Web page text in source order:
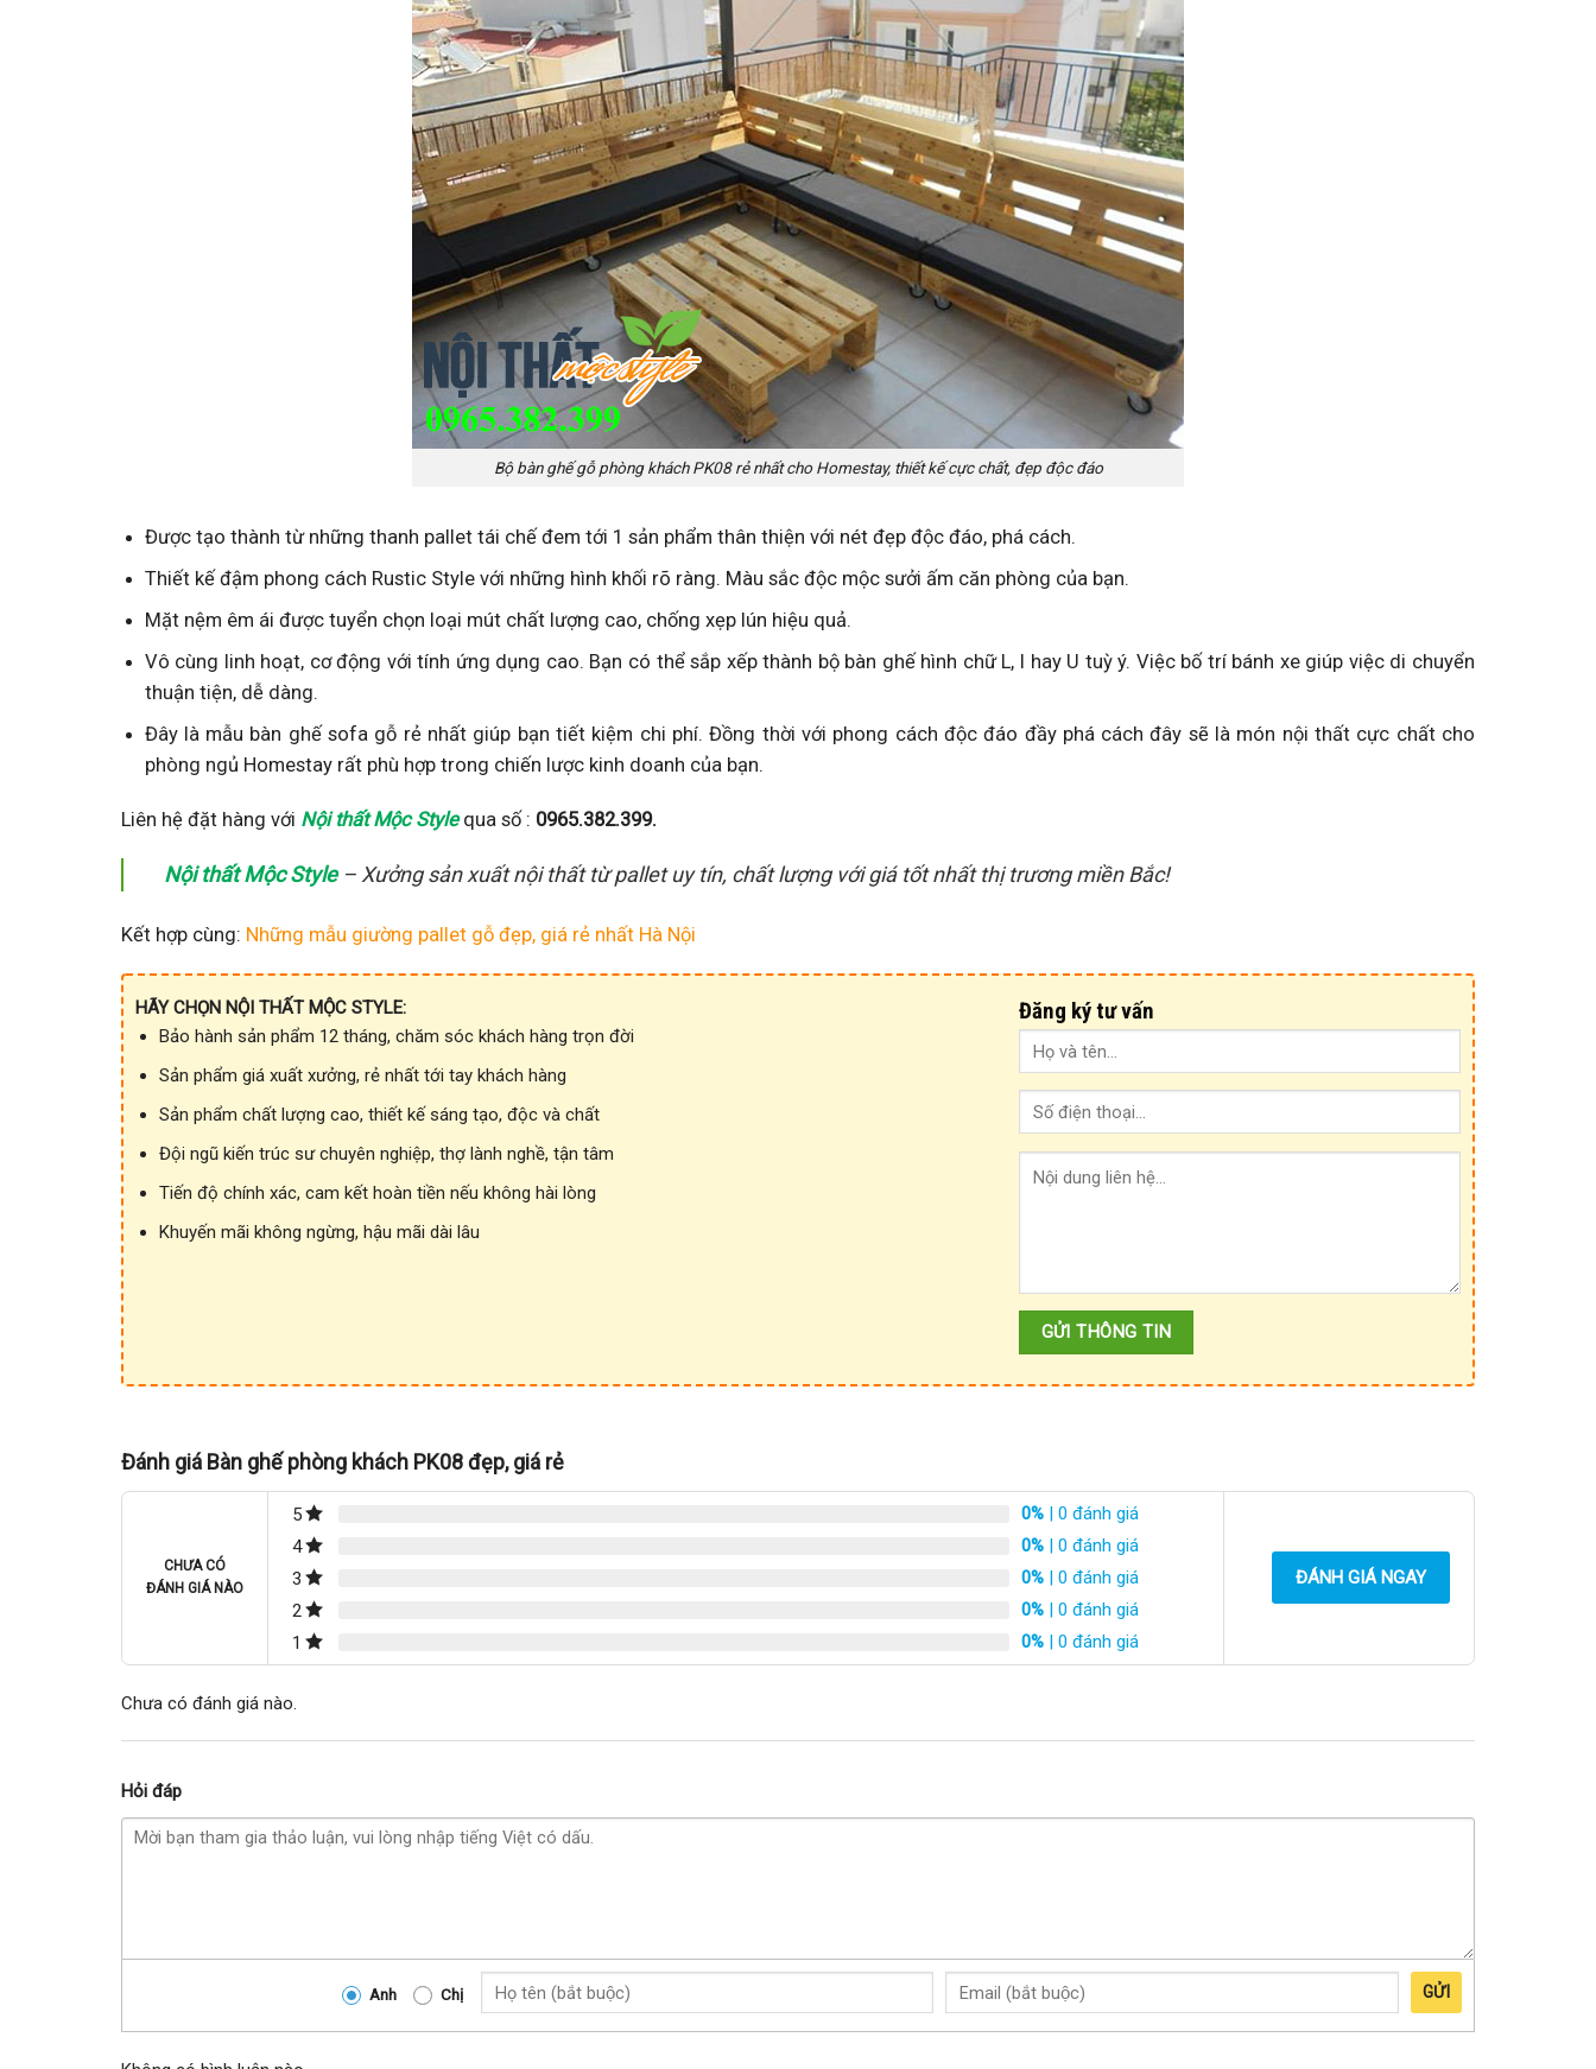
Bộ bàn ghế gỗ phòng khách PK08 rẻ nhất cho Homestay, thiết kế cực chất, đẹp độc đáo
Được tạo thành từ những thanh pallet tái chế đem tới 1 sản phẩm thân thiện với nét đẹp độc đáo, phá cách.
Thiết kế đậm phong cách Rustic Style với những hình khối rõ ràng. Màu sắc độc mộc sưởi ấm căn phòng của bạn.
Mặt nệm êm ái được tuyển chọn loại mút chất lượng cao, chống xẹp lún hiệu quả.
Vô cùng linh hoạt, cơ động với tính ứng dụng cao. Bạn có thể sắp xếp thành bộ bàn ghế hình chữ L, I hay U tuỳ ý. Việc bố trí bánh xe giúp việc di chuyển
thuận tiện, dễ dàng.
Đây là mẫu bàn ghế sofa gỗ rẻ nhất giúp bạn tiết kiệm chi phí. Đồng thời với phong cách độc đáo đầy phá cách đây sẽ là món nội thất cực chất cho
phòng ngủ Homestay rất phù hợp trong chiến lược kinh doanh của bạn.
Liên hệ đặt hàng với Nội thất Mộc Stylequa số : 0965.382.399.
Nội thất Mộc Style– Xưởng sản xuất nội thất từ pallet uy tín, chất lượng với giá tốt nhất thị trương miền Bắc!
Kết hợp cùng: Những mẫu giường pallet gỗ đẹp, giá rẻ nhất Hà Nội
HÃY CHỌN NỘI THẤT MỘC STYLE:
Bảo hành sản phẩm 12 tháng, chăm sóc khách hàng trọn đời
Sản phẩm giá xuất xưởng, rẻ nhất tới tay khách hàng
Sản phẩm chất lượng cao, thiết kế sáng tạo, độc và chất
Đội ngũ kiến trúc sư chuyên nghiệp, thợ lành nghề, tận tâm
Tiến độ chính xác, cam kết hoàn tiền nếu không hài lòng
Khuyến mãi không ngừng, hậu mãi dài lâu
Đăng ký tư vấn
Đánh giá Bàn ghế phòng khách PK08 đẹp, giá rẻ
CHƯA CÓ
ĐÁNH GIÁ NÀO
5 0% | 0 đánh giá
4
0% | 0 đánh giá
3
0% | 0 đánh giá
2
0% | 0 đánh giá
1
0% | 0 đánh giá
ĐÁNH GIÁ NGAY
Chưa có đánh giá nào.
Hỏi đáp
Anh Chị GỬI